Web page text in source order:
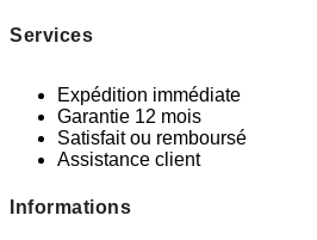
Services
Expédition immédiate
Garantie 12 mois
Satisfait ou remboursé
Assistance client
Informations